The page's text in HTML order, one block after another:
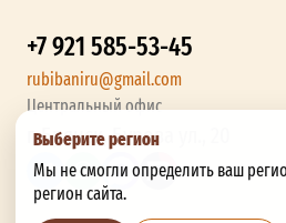
Выберите регион
Мы не смогли определить ваш
регион сайта.
+7 921 585-53-45
rubibaniru@gmail.com
Центральный офис
г. Брянск, Бурова ул., 20